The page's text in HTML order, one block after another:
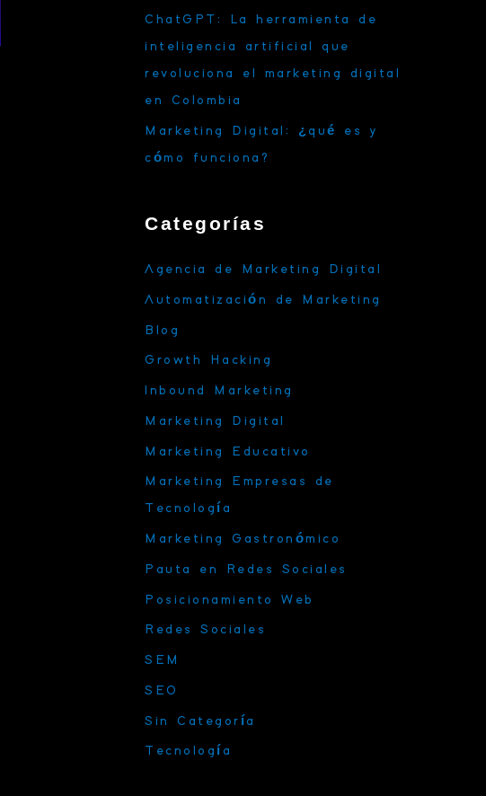
ChatGPT: La herramienta de
inteligencia artificial que
revoluciona el marketing digital
en Colombia
Marketing Digital: ¿qué es y
cómo funciona?
Categorías
Agencia de Marketing Digital
Automatización de Marketing
Blog
Growth Hacking
Inbound Marketing
Marketing Digital
Marketing Educativo
Marketing Empresas de
Tecnología
Marketing Gastronómico
Pauta en Redes Sociales
Posicionamiento Web
Redes Sociales
SEM
SEO
Sin Categoría
Tecnología